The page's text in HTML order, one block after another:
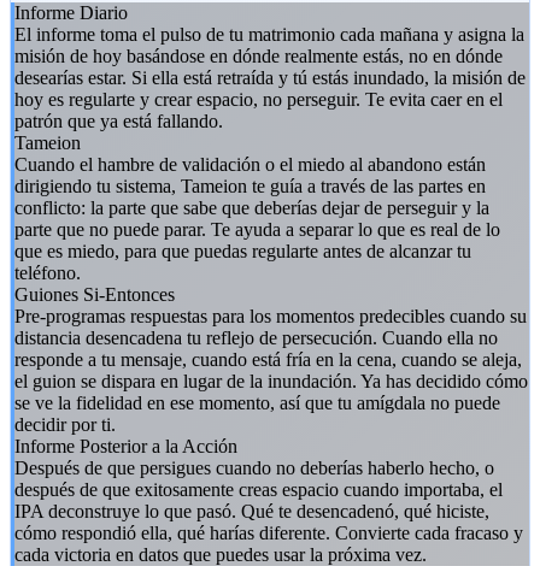
Informe Diario
El informe toma el pulso de tu matrimonio cada mañana y asigna la
misión de hoy basándose en dónde realmente estás, no en dónde
desearías estar. Si ella está retraída y tú estás inundado, la misión de
hoy es regularte y crear espacio, no perseguir. Te evita caer en el
patrón que ya está fallando.
Tameion
Cuando el hambre de validación o el miedo al abandono están
dirigiendo tu sistema, Tameion te guía a través de las partes en
conflicto: la parte que sabe que deberías dejar de perseguir y la
parte que no puede parar. Te ayuda a separar lo que es real de lo
que es miedo, para que puedas regularte antes de alcanzar tu
teléfono.
Guiones Si-Entonces
Pre-programas respuestas para los momentos predecibles cuando su
distancia desencadena tu reflejo de persecución. Cuando ella no
responde a tu mensaje, cuando está fría en la cena, cuando se aleja,
el guion se dispara en lugar de la inundación. Ya has decidido cómo
se ve la fidelidad en ese momento, así que tu amígdala no puede
decidir por ti.
Informe Posterior a la Acción
Después de que persigues cuando no deberías haberlo hecho, o
después de que exitosamente creas espacio cuando importaba, el
IPA deconstruye lo que pasó. Qué te desencadenó, qué hiciste,
cómo respondió ella, qué harías diferente. Convierte cada fracaso y
cada victoria en datos que puedes usar la próxima vez.